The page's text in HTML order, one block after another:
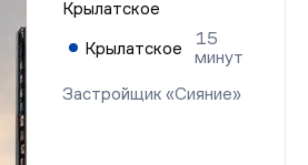
Крылатское
Крылатское
15
минут
Застройщик «Сияние»